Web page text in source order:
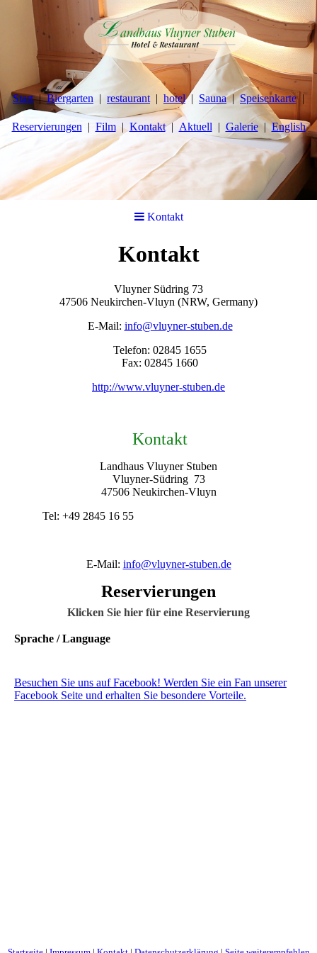
Start Biergarten restaurant hotel Sauna Speisenkarte
Reservierungen Film Kontakt Aktuell Galerie English
Kontakt
Kontakt
Vluyner Südring 73
47506 Neukirchen-Vluyn (NRW, Germany)
E-Mail: info@vluyner-stuben.de
Telefon: 02845 1655
Fax: 02845 1660
http://www.vluyner-stuben.de
Kontakt
Landhaus Vluyner Stuben
Vluyner-Südring 73
47506 Neukirchen-Vluyn
Tel: +49 2845 16 55
E-Mail: info@vluyner-stuben.de
Reservierungen
Klicken Sie hier für eine Reservierung
Sprache / Language
Besuchen Sie uns auf Facebook! Werden Sie ein Fan unserer
Facebook Seite und erhalten Sie besondere Vorteile.